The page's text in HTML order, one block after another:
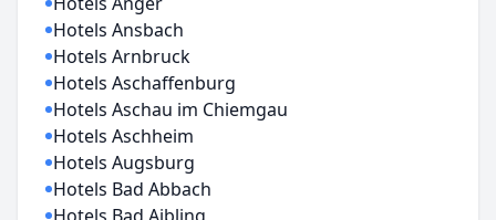
Hotels Ansbach
Hotels Arnbruck
Hotels Aschaffenburg
Hotels Aschau im Chiemgau
Hotels Aschheim
Hotels Augsburg
Hotels Bad Abbach